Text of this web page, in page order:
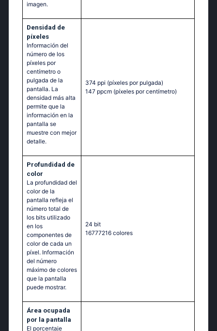
imagen.
Densidad de
píxeles
Información del
número de los
píxeles por
centímetro o
pulgada de la
pantalla. La
densidad más alta
permite que la
información en la
pantalla se
muestre con mejor
detalle.
374 ppi (píxeles por pulgada)
147 ppcm (píxeles por centímetro)
Profundidad de
color
La profundidad del
color de la
pantalla refleja el
número total de
los bits utilizado
en los
componentes de
color de cada un
píxel. Información
del número
máximo de colores
que la pantalla
puede mostrar.
24 bit
16777216 colores
Área ocupada
por la pantalla
El porcentaje